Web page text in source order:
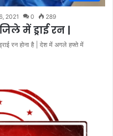
2021 0 289
में ड्राई रन |
रन होना है | देश में अगले हफ्ते में